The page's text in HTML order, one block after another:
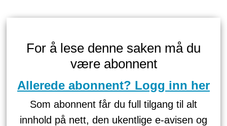
For å lese denne saken må du
være abonnent
Allerede abonnent? Logg inn her
Som abonnent får du full tilgang til alt
innhold på nett, den ukentlige e-avisen og